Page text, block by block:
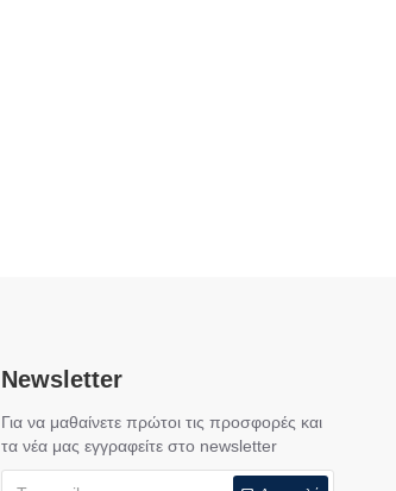
Newsletter
Για να μαθαίνετε πρώτοι τις προσφορές και
τα νέα μας εγγραφείτε στο newsletter